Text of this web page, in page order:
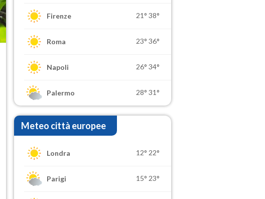
Firenze 21° 38°
Roma 23° 36°
Napoli 26° 34°
Palermo 28° 31°
Meteo città europee
Londra 12° 22°
Parigi 15° 23°